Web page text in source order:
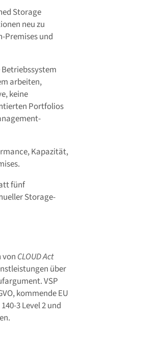
Storage
neu zu
Premises und
arbeiten,
keine
Portfolios
Kapazität,
fünf
Storage-
von CLOUD Act
über
VSP
kommende EU
3 Level 2 und